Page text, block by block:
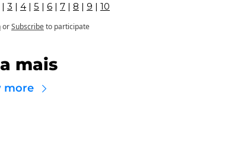
| 3 | 4 | 5 | 6 | 7 | 8 | 9 | 10
orSubscribeto participate
mais
more